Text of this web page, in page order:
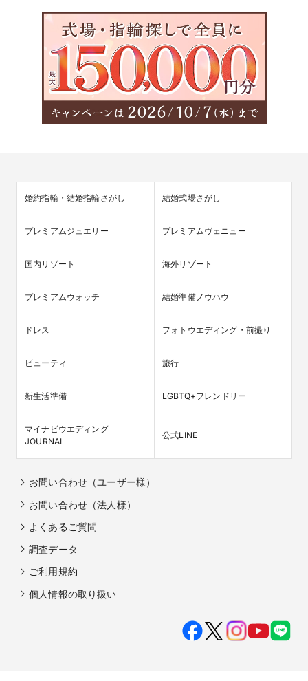
婚約指輪・結婚指輪さがし 結婚式場さがし
プレミアムジュエリー プレミアムヴェニュー
国内リゾート 海外リゾート
プレミアムウォッチ 結婚準備ノウハウ
ドレス フォトウエディング・前撮り
ビューティ 旅行
新生活準備 LGBTQ+フレンドリー
マイナビウエディング
JOURNAL
公式LINE
お問い合わせ（ユーザー様）
お問い合わせ（法人様）
よくあるご質問
調査データ
ご利用規約
個人情報の取り扱い